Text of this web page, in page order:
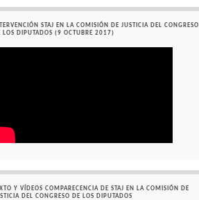
STAJ EN LA COMISIÓN DE JUSTICIA DEL CONGRESO
LOS DIPUTADOS (9 OCTUBRE 2017)
Y VÍDEOS COMPARECENCIA DE STAJ EN LA COMISIÓN DE
DEL CONGRESO DE LOS DIPUTADOS